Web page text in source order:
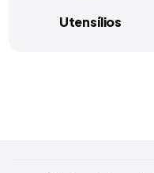
Utensílios